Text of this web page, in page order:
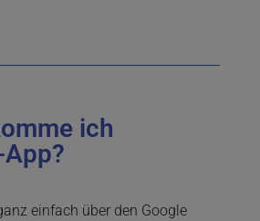
ich
App?
einfach über den Google